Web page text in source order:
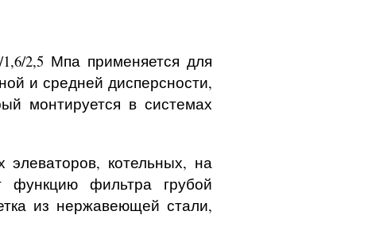
2,5 Мпа применяется для
и средней дисперсности,
монтируется в системах
котельных, на
функцию фильтра грубой
из нержавеющей стали,